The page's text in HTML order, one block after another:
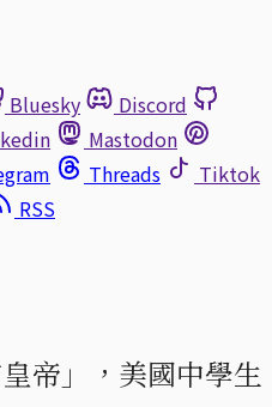
Bluesky
Discord
Mastodon
Threads
Tiktok
RSS
帝」，美國中學生